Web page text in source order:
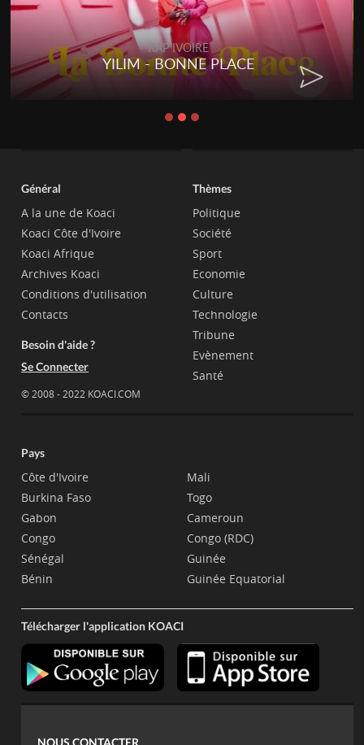
RAP IVOIRE
YILIM - BONNE PLACE
Général
A la une de Koaci
Koaci Côte d'Ivoire
Koaci Afrique
Archives Koaci
Conditions d'utilisation
Contacts
Besoin d'aide ?
Se Connecter
© 2008 - 2022 KOACI.COM
Thèmes
Politique
Société
Sport
Economie
Culture
Technologie
Tribune
Evènement
Santé
Pays
Côte d'Ivoire
Burkina Faso
Gabon
Congo
Sénégal
Bénin
Mali
Togo
Cameroun
Congo (RDC)
Guinée
Guinée Equatorial
Télécharger l'application KOACI